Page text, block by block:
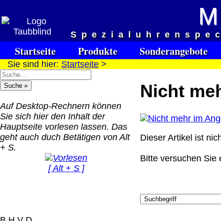
Startseite Produkte Sonderangebote
Sie sind hier: Startseite >
Auf Desktop-Rechnern können
Sie sich hier den Inhalt der
Hauptseite vorlesen lassen. Das
geht auch duch Betätigen von Alt
+ S.
[ Alt + S ]
Nicht
Dieser Artikel ist
Bitte versuchen Sie
QR Code:
Versandkosten DHL Standard
bis 5kg
Deutschland Vorkasse:
6.95 €
Vorkasse: 20.00 €
PayPal: 20.00 €
Selbstabholung vom